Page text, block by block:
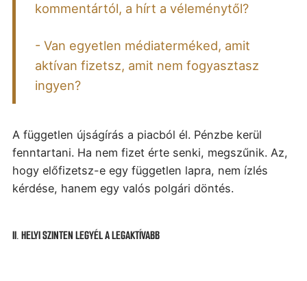
kommentártól, a hírt a véleménytől?
- Van egyetlen médiaterméked, amit
aktívan fizetsz, amit nem fogyasztasz
ingyen?
A független újságírás a piacból él. Pénzbe kerül
fenntartani. Ha nem fizet érte senki, megszűnik. Az,
hogy előfizetsz-e egy független lapra, nem ízlés
kérdése, hanem egy valós polgári döntés.
II. HELYI SZINTEN LEGYÉL A LEGAKTÍVABB